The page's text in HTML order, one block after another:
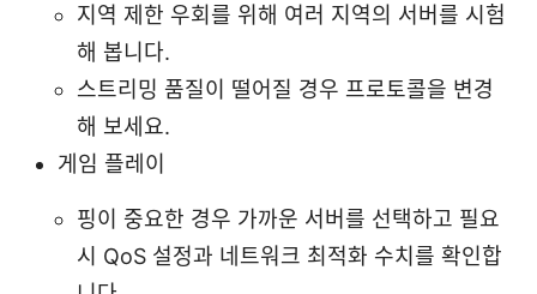
지역 제한 우회를 위해 여러 지역의 서버를 시험
해 봅니다.
스트리밍 품질이 떨어질 경우 프로토콜을 변경
해 보세요.
게임 플레이
핑이 중요한 경우 가까운 서버를 선택하고 필요
시 QoS 설정과 네트워크 최적화 수치를 확인합